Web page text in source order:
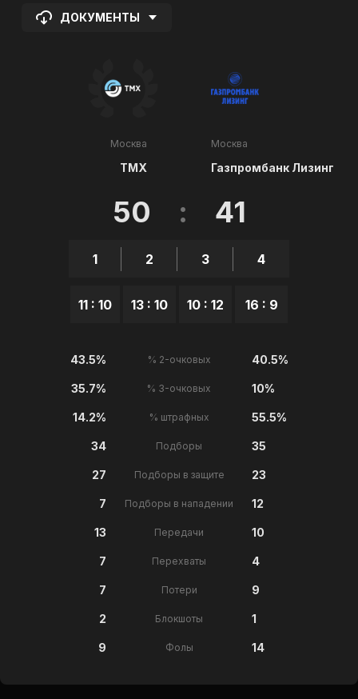
ДОКУМЕНТЫ
Москва
ТМХ
50 : 41
1
11 : 10
2
13 : 10
3
10 : 12
4
16 : 9
Москва
Газпромбанк Лизинг
43.5% % 2-очковых 40.5%
35.7% % 3-очковых 10%
14.2% % штрафных 55.5%
34 Подборы 35
27 Подборы в защите 23
7 Подборы в нападении 12
13 Передачи 10
7 Перехваты 4
7 Потери 9
2 Блокшоты 1
9 Фолы 14